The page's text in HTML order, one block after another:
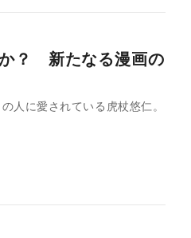
か？ 新たなる漫画の
人に愛されている虎杖悠仁。